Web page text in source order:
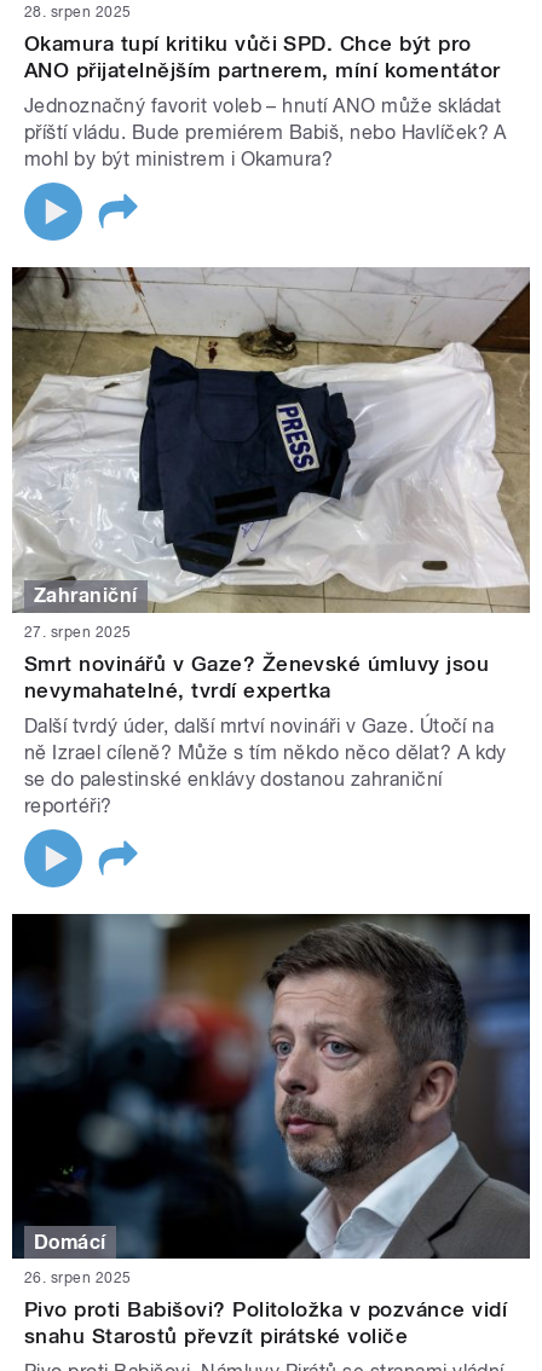
28. srpen 2025
Okamura tupí kritiku vůči SPD. Chce být pro
ANO přijatelnějším partnerem, míní komentátor
Jednoznačný favorit voleb – hnutí ANO může skládat
příští vládu. Bude premiérem Babiš, nebo Havlíček? A
mohl by být ministrem i Okamura?
Zahraniční
27. srpen 2025
Smrt novinářů v Gaze? Ženevské úmluvy jsou
nevymahatelné, tvrdí expertka
Další tvrdý úder, další mrtví novináři v Gaze. Útočí na
ně Izrael cíleně? Může s tím někdo něco dělat? A kdy
se do palestinské enklávy dostanou zahraniční
reportéři?
Domácí
26. srpen 2025
Pivo proti Babišovi? Politoložka v pozvánce vidí
snahu Starostů převzít pirátské voliče